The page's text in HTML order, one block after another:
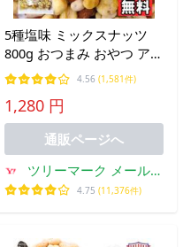
5種塩味 ミックスナッツ
800g おつまみ おやつ アー
モンド カシューナッツ ピ
ーナッツ ジャイアントコ
ーン 豆菓子
4.56 (1,581件)
1,280 円
通販ページへ
ツリーマーク メール便
専門支店
4.75 (11,376件)